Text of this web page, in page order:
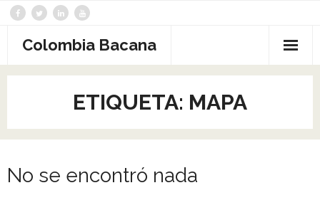
Saltar
contenidoColombia Bacana
ETIQUETA: MAPA
No se encontró nada